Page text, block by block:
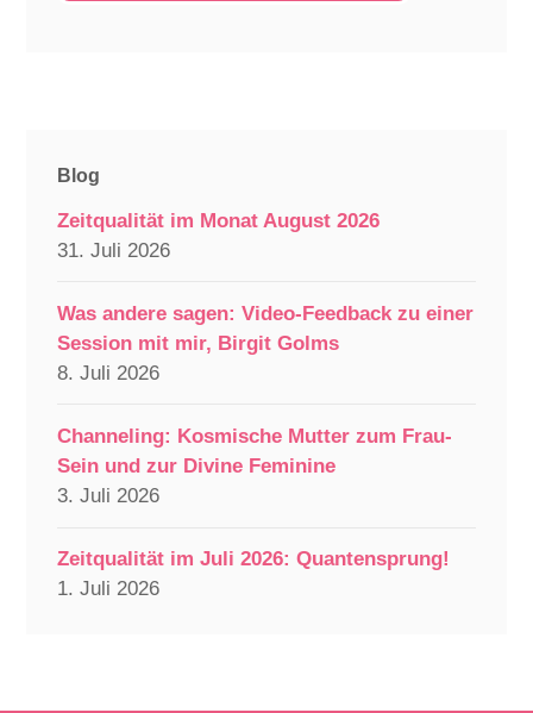
Blog
Zeitqualität im Monat August 2026
31. Juli 2026
Was andere sagen: Video-Feedback zu einer
Session mit mir, Birgit Golms
8. Juli 2026
Channeling: Kosmische Mutter zum Frau-
Sein und zur Divine Feminine
3. Juli 2026
Zeitqualität im Juli 2026: Quantensprung!
1. Juli 2026